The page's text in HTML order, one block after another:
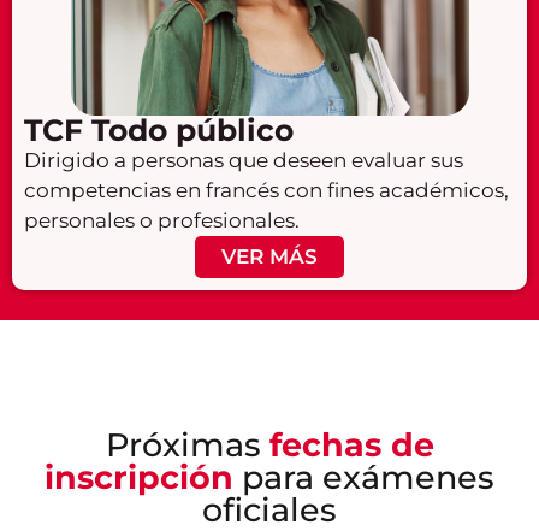
TCF Todo público
Dirigido a personas que deseen evaluar sus
competencias en francés con fines académicos,
personales o profesionales.
VER MÁS
Próximas fechas de
inscripción para exámenes
oficiales